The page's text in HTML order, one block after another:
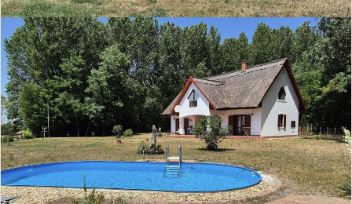
Sauna
Airconditioning
Alarmsysteem
Lift
Drempelvrij
Seniorvriendelijk
Garage
Gemeubileerd / deels
gemeubileerd
Kelder
Huisdieren toegestaan
Stadsverwarming
Vloerverwarming
Etageverwarming
Kachelverwarming
Centrale verwarming
Balkon